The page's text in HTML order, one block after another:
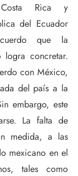
Rica y
del Ecuador
que la
logra concretar.
con México,
del país a la
embargo, este
La falta de
medida, a las
mexicano en el
tales como